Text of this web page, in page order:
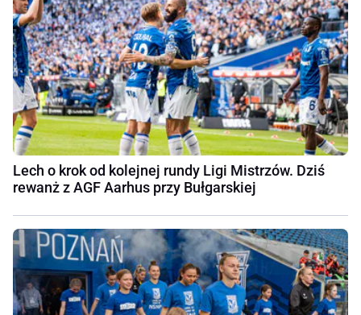
Lech o krok od kolejnej rundy Ligi Mistrzów. Dziś
rewanż z AGF Aarhus przy Bułgarskiej